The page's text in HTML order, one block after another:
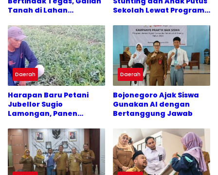
Tanah di Lahan
Sekolah Lewat Program
Daerah
Harapan Baru Petani
Jubellor Sugio
Lamongan, Panen
Melimpah
Daerah
Bojonegoro Ajak Siswa
Gunakan AI dengan
Bertanggung Jawab